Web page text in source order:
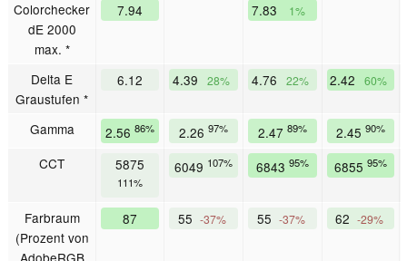
Colorchecker
dE 2000
max. *
7.94 7.83 1%
Delta E
Graustufen *
6.12 4.39 28% 4.76 22% 2.42 60%
Gamma 2.56 86% 2.26 97% 2.47 89% 2.45 90%
CCT 5875
111%
6049 107% 6843 95% 6855 95%
Farbraum
(Prozent von
AdobeRGB
87 55 -37% 55 -37% 62 -29%